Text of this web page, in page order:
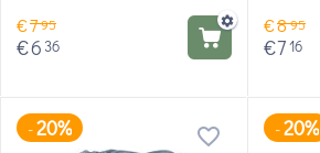
€795
€6 36
€895
€716
-20% -20%